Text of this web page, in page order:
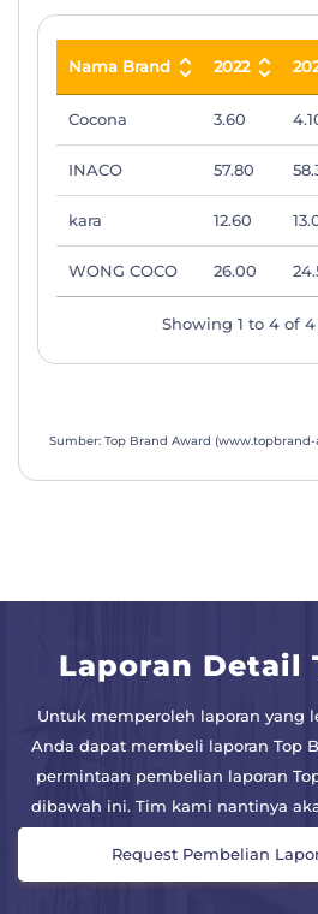
Nama Brand 2022
Nama Brand 2022 2023
Cocona 3.60
INACO 57.80
kara 12.60
WONG COCO 26.00
Showing 1 to 4 of
Sumber: Top Brand Award
Laporan Detail
Untuk memperoleh laporan yang
Anda dapat membeli laporan Top
permintaan pembelian laporan
dibawah ini. Tim kami nantinya
Request Pembelian